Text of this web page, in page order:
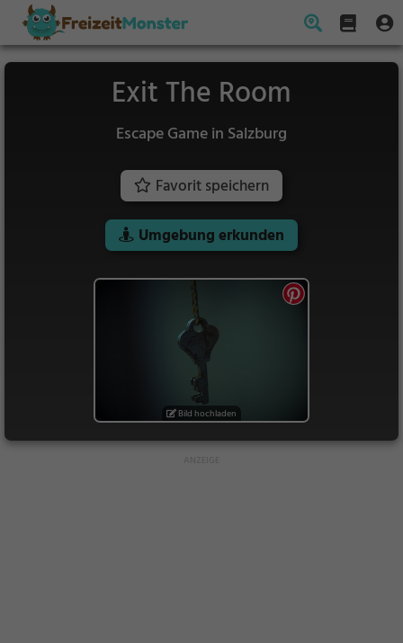
Exit The Room
Escape Game in Salzburg
Favorit speichern
Umgebung erkunden
Bild hochladen